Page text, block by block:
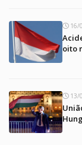
16/
oito
13/